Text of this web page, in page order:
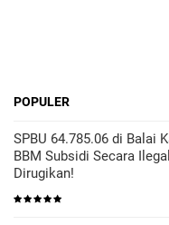
POPULER
SPBU 64.785.06 di Balai
BBM Subsidi Secara
Dirugikan!